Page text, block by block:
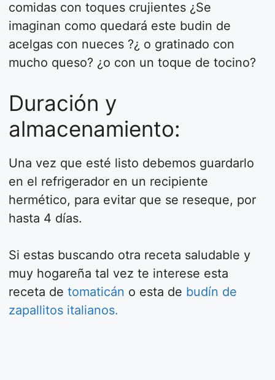
comidas con toques crujientes ¿Se
imaginan como quedará este budin de
acelgas con nueces ?¿ o gratinado con
mucho queso? ¿o con un toque de tocino?
Duración y
almacenamiento:
Una vez que esté listo debemos guardarlo
en el refrigerador en un recipiente
hermético, para evitar que se reseque, por
hasta 4 días.
Si estas buscando otra receta saludable y
muy hogareña tal vez te interese esta
receta de tomaticán o esta de budín de
zapallitos italianos.